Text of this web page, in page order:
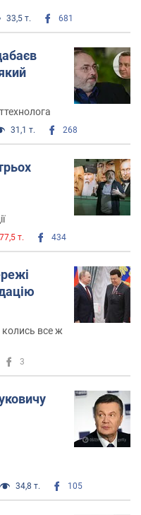
33,5 т. 681
31,1 т. 268
т. 434
колись все ж
3
34,8 т. 105